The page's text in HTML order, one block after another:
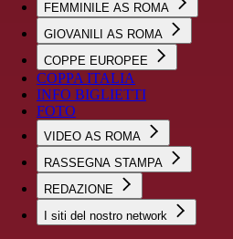
FEMMINILE AS ROMA
GIOVANILI AS ROMA
COPPE EUROPEE
COPPA ITALIA
INFO BIGLIETTI
FOTO
VIDEO AS ROMA
RASSEGNA STAMPA
REDAZIONE
I siti del nostro network